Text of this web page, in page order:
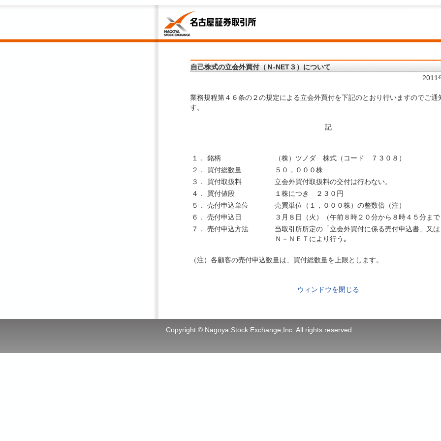
自己株式の立会外買付（Ｎ-NET３）について
2011
業務規程第４６条の２の規定による立会外買付を下記のとおり行いますのでご通
す。
記
１． 銘柄
（株）ツノダ 株式（コード ７３０８）
２．
買付総数量
５０，０００株
３．
買付取扱料
立会外買付取扱料の交付は行わない。
４．
買付値段
１株につき ２３０円
５．
売付申込単位
売買単位（１，０００株）の整数倍（注）
６．
売付申込日
３月８日（火）（午前８時２０分から８時４５分ま
７．
売付申込方法
当取引所所定の「立会外買付に係る売付申込書」又は
Ｎ－ＮＥＴにより行う｡
（注）各顧客の売付申込数量は、買付総数量を上限とします。
ウィンドウを閉じる
Copyright © Nagoya Stock Exchange,Inc. All rights reserved.